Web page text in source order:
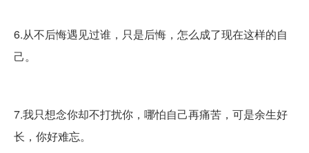
6.从不后悔遇见过谁，只是后悔，怎么成了现在这样的自
己。
7.我只想念你却不打扰你，哪怕自己再痛苦，可是余生好
长，你好难忘。